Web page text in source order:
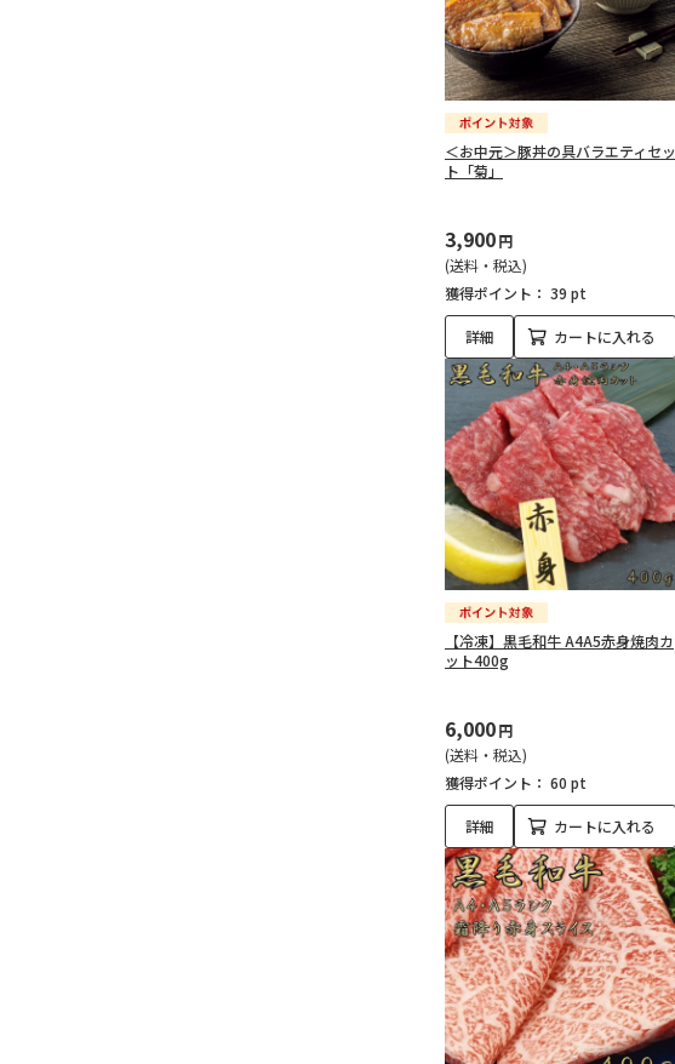
＜お中元＞豚丼の具バラエティセッ
ト「菊」
3,900円
(送料・税込)
獲得ポイント： 39 pt
詳細 カートに入れる
【冷凍】黒毛和牛 A4A5赤身焼肉カ
ット400g
6,000円
(送料・税込)
獲得ポイント： 60 pt
詳細 カートに入れる